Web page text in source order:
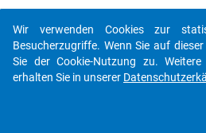
Wir verwenden Cookies zur
Besucherzugriffe. Wenn Sie auf
Sie der Cookie-Nutzung zu.
erhalten Sie in unserer